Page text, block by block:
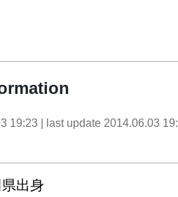
19:23 | last update 2014.06.03
出身